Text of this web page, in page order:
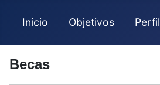
Inicio Objetivos
Becas